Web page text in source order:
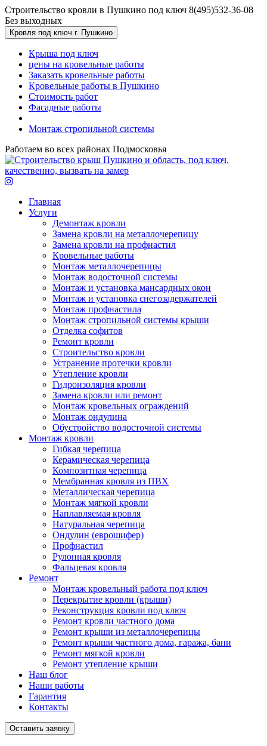
Перейти к основному содержанию
Строительство кровли в Пушкино под ключ 8(495)532-36-08
Без выходных
Кровля под ключ г. Пушкино
Крыша под ключ
цены на кровельные работы
Заказать кровельные работы
Кровельные работы в Пушкино
Стоимость работ
Фасадные работы
Монтаж стропильной системы
Работаем во всех районах Подмосковья
Главная
Услуги
Демонтаж кровли
Замена кровли на металлочерепицу
Замена кровли на профнастил
Кровельные работы
Монтаж металлочерепицы
Монтаж водосточной системы
Монтаж и установка мансардных окон
Монтаж и установка снегозадержателей
Монтаж профнастила
Монтаж стропильной системы крыши
Отделка софитов
Ремонт кровли
Строительство кровли
Устранение протечки кровли
Утепление кровли
Гидроизоляция кровли
Замена кровли или ремонт
Монтаж кровельных ограждений
Монтаж ондулина
Обустройство водосточной системы
Монтаж кровли
Гибкая черепица
Керамическая черепица
Композитная черепица
Мембранная кровля из ПВХ
Металлическая черепица
Монтаж мягкой кровли
Наплавляемая кровля
Натуральная черепица
Ондулин (еврошифер)
Профнастил
Рулонная кровля
Фальцевая кровля
Ремонт
Монтаж кровельный работа под ключ
Перекрытие кровли (крыши)
Реконструкция кровли под ключ
Ремонт кровли частного дома
Ремонт крыши из металлочерепицы
Ремонт крыши частного дома, гаража, бани
Ремонт мягкой кровли
Ремонт утепление крыши
Наш блог
Наши работы
Гарантия
Контакты
Оставить заявку